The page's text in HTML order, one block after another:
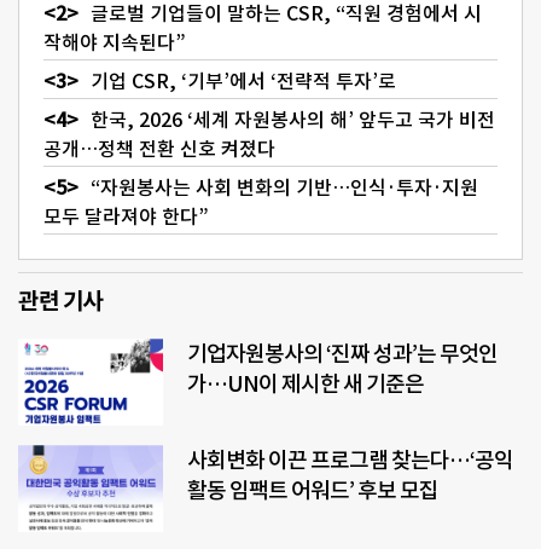
글로벌 기업들이 말하는 CSR, “직원 경험에서 시
작해야 지속된다”
기업 CSR, ‘기부’에서 ‘전략적 투자’로
한국, 2026 ‘세계 자원봉사의 해’ 앞두고 국가 비전
공개…정책 전환 신호 켜졌다
“자원봉사는 사회 변화의 기반…인식·투자·지원
모두 달라져야 한다”
관련 기사
기업자원봉사의 ‘진짜 성과’는 무엇인
가…UN이 제시한 새 기준은
사회변화 이끈 프로그램 찾는다…‘공익
활동 임팩트 어워드’ 후보 모집